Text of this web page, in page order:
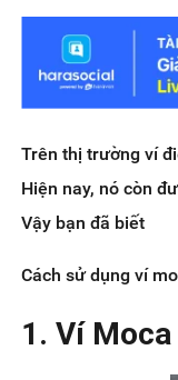
Trên thị trường ví
Hiện nay, nó còn
Vậy bạn đã biết
Cách sử dụng ví
1. Ví